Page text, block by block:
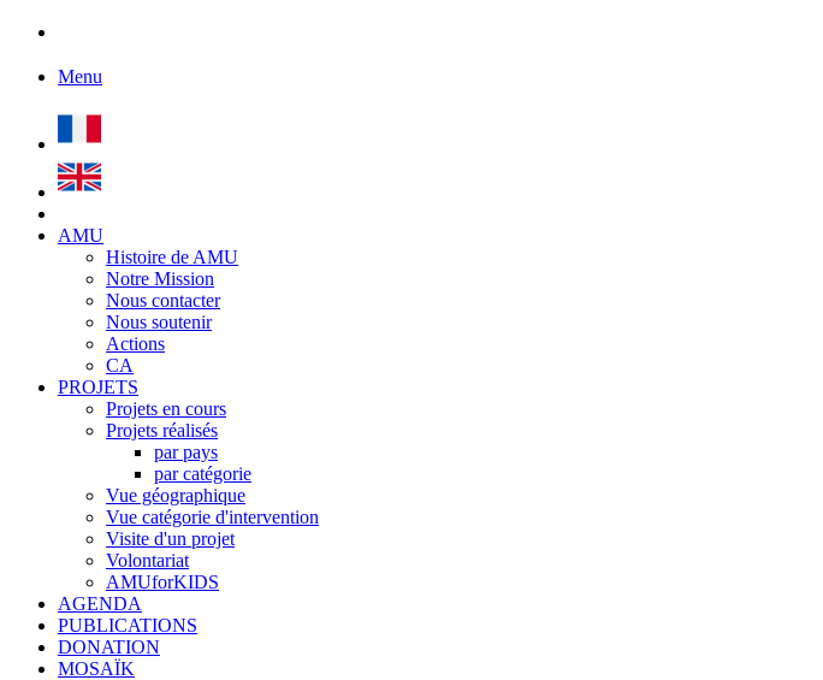
Menu
AMU
Histoire de AMU
Notre Mission
Nous contacter
Nous soutenir
Actions
CA
PROJETS
Projets en cours
Projets réalisés
par pays
par catégorie
Vue géographique
Vue catégorie d'intervention
Visite d'un projet
Volontariat
AMUforKIDS
AGENDA
PUBLICATIONS
DONATION
MOSAÏK